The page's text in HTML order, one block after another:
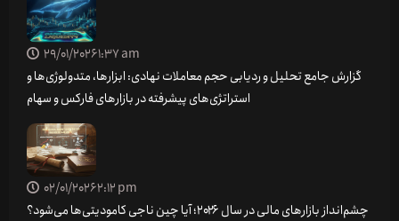
29/01/20261:37 am
گزارش جامع تحلیل و ردیابی حجم معاملات نهادی: ابزارها، متدولوژی‌ها و
استراتژی‌های پیشرفته در بازارهای فارکس و سهام
02/01/20262:12 pm
چشم‌انداز بازارهای مالی در سال ۲۰۲۶؛ آیا چین ناجی کامودیتی‌ها می‌شود؟